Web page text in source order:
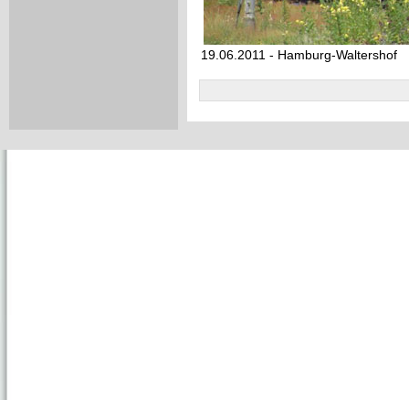
19.06.2011 - Hamburg-Waltershof